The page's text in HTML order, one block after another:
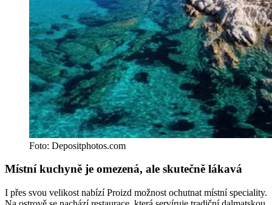
Foto: Depositphotos.com
Místní kuchyně je omezená, ale skutečně lákavá
I přes svou velikost nabízí Proizd možnost ochutnat místní speciality.